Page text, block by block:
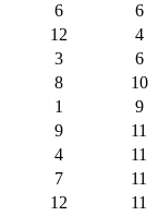
6
6
12
4
3
6
8
10
1
9
9
11
4
11
7
11
12
11